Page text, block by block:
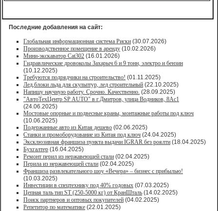
Последние добавления на сайт:
Глобальная информационная система Риски (30.07.2026)
Производственное помещение в аренду (10.02.2026)
Мини-экскаватор Cat302 (16.01.2026)
Гидравлические дровоколы Захарыч 6 и 9 тонн, электро и бензин
(10.12.2025)
Требуются подрядчики на строительство! (01.11.2025)
Лед,блоки льда для скульптур, лед строительный (22.10.2025)
Напишу научную работу. Срочно. Качественно. (28.09.2025)
"АвтоТехЦентр SP AUTO" в г.Дмитров, улица Водников, 8Ас1
(24.06.2025)
Мостовые опорные и подвесные краны, монтажные работы под ключ
(10.06.2025)
Подержанные авто из Китая дешево (02.06.2025)
Станки и промоборудование из Китая под ключ (24.04.2025)
Эксклюзивная франшиза пункта выдачи IGRAR без роялти (18.04.2025)
Бухгалтер (16.04.2025)
Ремонт перил из нержавеющей стали (02.04.2025)
Перила из нержавеющей стали (02.04.2025)
Франшиза развлекательного шоу «Вечера» – бизнес с прибылью!
(10.03.2025)
Инвестиции в спецтехнику под 40% годовых (07.03.2025)
Цепная таль тип ST (250-5000 кг) от КранШталь (14.02.2025)
Поиск партнеров и оптовых покупателей (04.02.2025)
Репетитор по математике (22.01.2025)